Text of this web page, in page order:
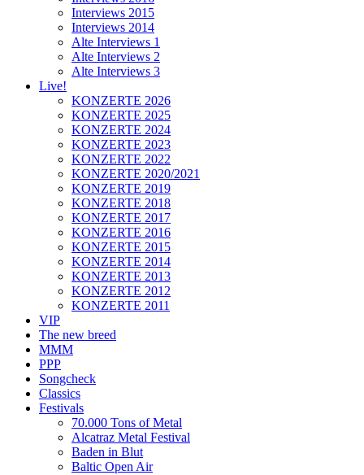
Interviews 2015
Interviews 2014
Alte Interviews 1
Alte Interviews 2
Alte Interviews 3
Live!
KONZERTE 2026
KONZERTE 2025
KONZERTE 2024
KONZERTE 2023
KONZERTE 2022
KONZERTE 2020/2021
KONZERTE 2019
KONZERTE 2018
KONZERTE 2017
KONZERTE 2016
KONZERTE 2015
KONZERTE 2014
KONZERTE 2013
KONZERTE 2012
KONZERTE 2011
VIP
The new breed
MMM
PPP
Songcheck
Classics
Festivals
70.000 Tons of Metal
Alcatraz Metal Festival
Baden in Blut
Baltic Open Air